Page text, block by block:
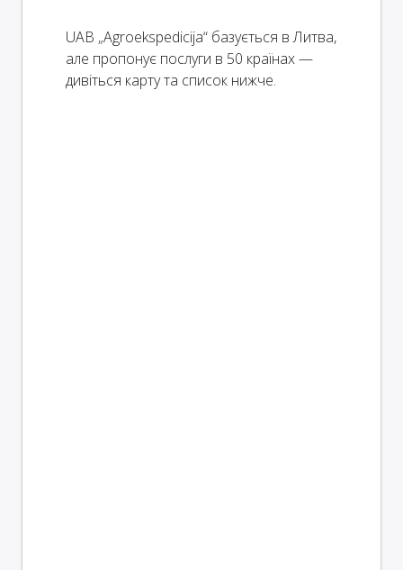
UAB „Agroekspedicija“ базується в Литва,
але пропонує послуги в 50 країнах —
дивіться карту та список нижче.